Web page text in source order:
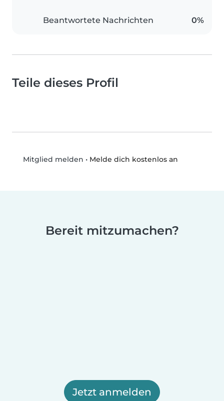
Beantwortete Nachrichten 0%
Teile dieses Profil
Mitglied melden • Melde dich kostenlos an
Bereit mitzumachen?
Jetzt anmelden